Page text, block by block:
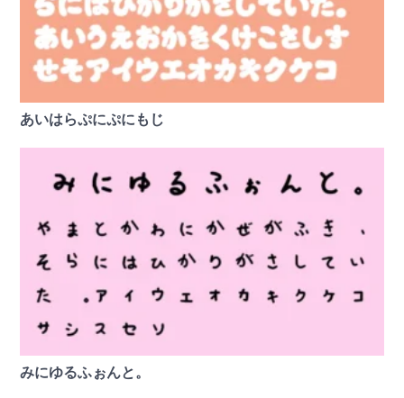
あいはらぷにぷにもじ
みにゆるふぉんと。